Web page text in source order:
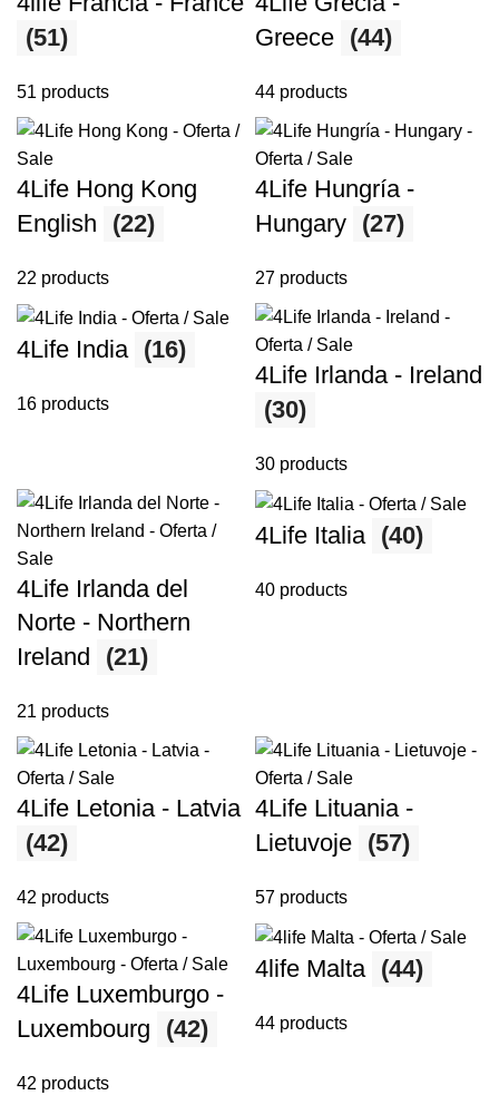
(51)
51 products
Greece (44)
44 products
4Life Hong Kong
English
(22)
22 products
4Life Hungría -
Hungary (27)
27 products
4Life India (16)
16 products
4Life Irlanda - Ireland
(30)
30 products
4Life Irlanda del
Norte - Northern
Ireland
(21)
21 products
4Life Italia (40)
40 products
4Life Letonia - Latvia
(42)
42 products
4Life Lituania -
Lietuvoje (57)
57 products
4Life Luxemburgo -
Luxembourg
(42)
42 products
4life Malta (44)
44 products